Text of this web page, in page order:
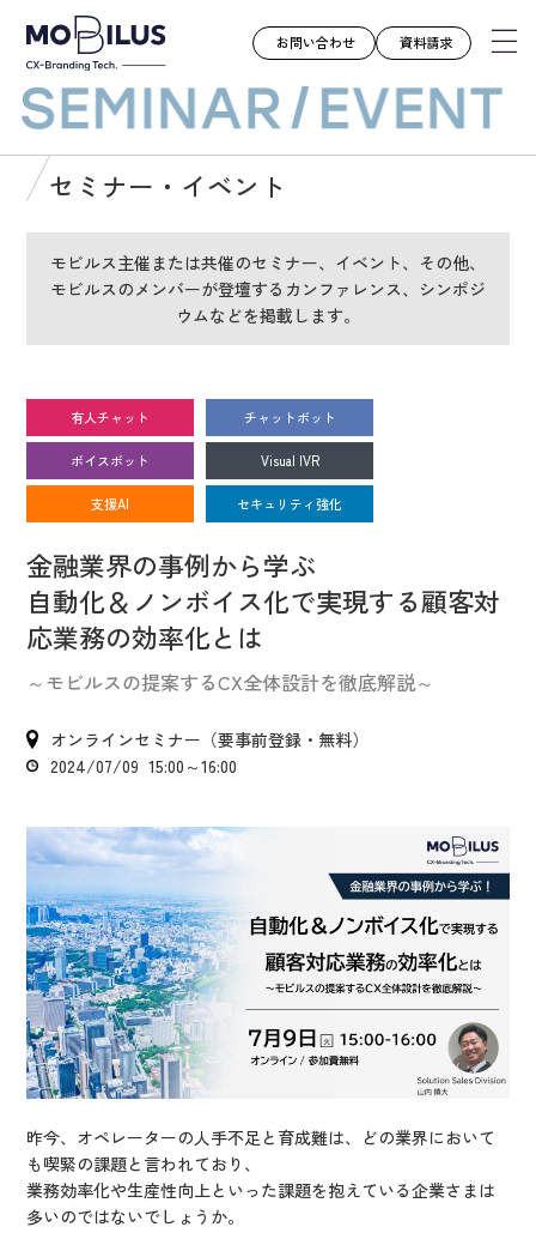
モビルスとは
導入事例
ユースケース
お知らせ
お役立ち資料
会社案内
採用情報
IR情報
CX向上情報サイト
お問い合わせ 資料請求
セミナー・イベント
モビルス主催または共催のセミナー、イベント、その他、
モビルスのメンバーが登壇するカンファレンス、シンポジ
ウムなどを掲載します。
有人チャット チャットボット
ボイスボット Visual IVR
支援AI セキュリティ強化
金融業界の事例から学ぶ
自動化＆ノンボイス化で実現する顧客対
応業務の効率化とは
～モビルスの提案するCX全体設計を徹底解説～
オンラインセミナー（要事前登録・無料）
2024/07/09 15:00～16:00
昨今、オペレーターの人手不足と育成難は、どの業界において
も喫緊の課題と言われており、
業務効率化や生産性向上といった課題を抱えている企業さまは
多いのではないでしょうか。